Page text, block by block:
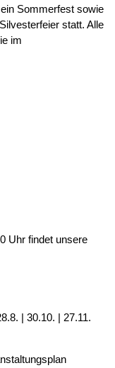
Sommerfest sowie
statt. Alle
im
Uhr findet unsere
| 30.10. | 27.11.